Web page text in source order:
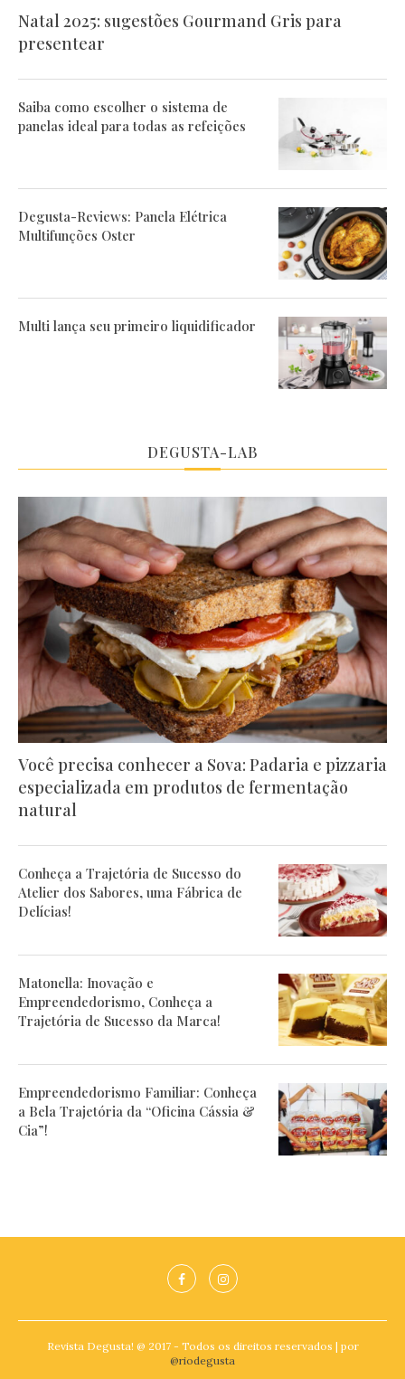
Natal 2025: sugestões Gourmand Gris para
presentear
Saiba como escolher o sistema de
panelas ideal para todas as refeições
Degusta-Reviews: Panela Elétrica
Multifunções Oster
Multi lança seu primeiro liquidificador
DEGUSTA-LAB
Você precisa conhecer a Sova: Padaria e pizzaria
especializada em produtos de fermentação
natural
Conheça a Trajetória de Sucesso do
Atelier dos Sabores, uma Fábrica de
Delícias!
Matonella: Inovação e
Empreendedorismo, Conheça a
Trajetória de Sucesso da Marca!
Empreendedorismo Familiar: Conheça
a Bela Trajetória da “Oficina Cássia &
Cia”!
Revista Degusta! @ 2017 - Todos os direitos reservados | por
@riodegusta